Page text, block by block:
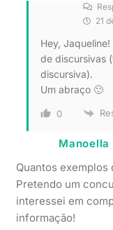
21
Hey,
de discursivas
discursiva).
Um abraço 🙂
0
Manoella
Quantos exemplos
Pretendo um
interessei em
informação!